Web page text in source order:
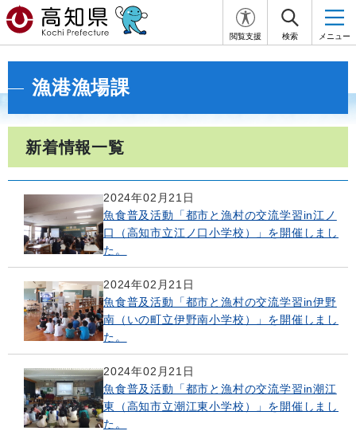
閲覧支援 検索 メニュー
漁港漁場課
新着情報一覧
2024年02月21日
魚食普及活動「都市と漁村の交流学習in江ノ
口（高知市立江ノ口小学校）」を開催しまし
た。
2024年02月21日
魚食普及活動「都市と漁村の交流学習in伊野
南（いの町立伊野南小学校）」を開催しまし
た。
2024年02月21日
魚食普及活動「都市と漁村の交流学習in潮江
東（高知市立潮江東小学校）」を開催しまし
た。